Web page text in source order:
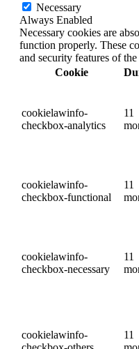
Necessary
Always Enabled
Necessary cookies are
function properly. These
and security features of
Cookie
cookielawinfo-
checkbox-analytics
11
cookielawinfo-
checkbox-functional
11
cookielawinfo-
checkbox-necessary
11
cookielawinfo-
11